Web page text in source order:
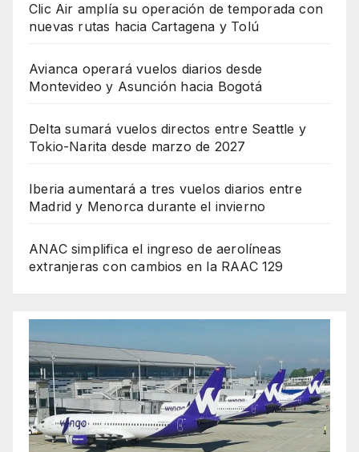
Clic Air amplía su operación de temporada con
nuevas rutas hacia Cartagena y Tolú
Avianca operará vuelos diarios desde
Montevideo y Asunción hacia Bogotá
Delta sumará vuelos directos entre Seattle y
Tokio-Narita desde marzo de 2027
Iberia aumentará a tres vuelos diarios entre
Madrid y Menorca durante el invierno
ANAC simplifica el ingreso de aerolíneas
extranjeras con cambios en la RAAC 129